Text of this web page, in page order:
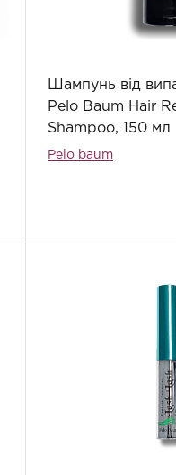
Шампунь від
Pelo Baum Hair
Shampoo, 150 мл
Pelo baum